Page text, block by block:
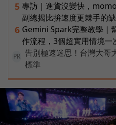
5 專訪｜進貨沒變快，
副總揭比拚速度更棘手的
6 Gemini Spark完整教學｜
作流程，3個超實用情境一
PR
告別極速迷思！台灣大哥
標準